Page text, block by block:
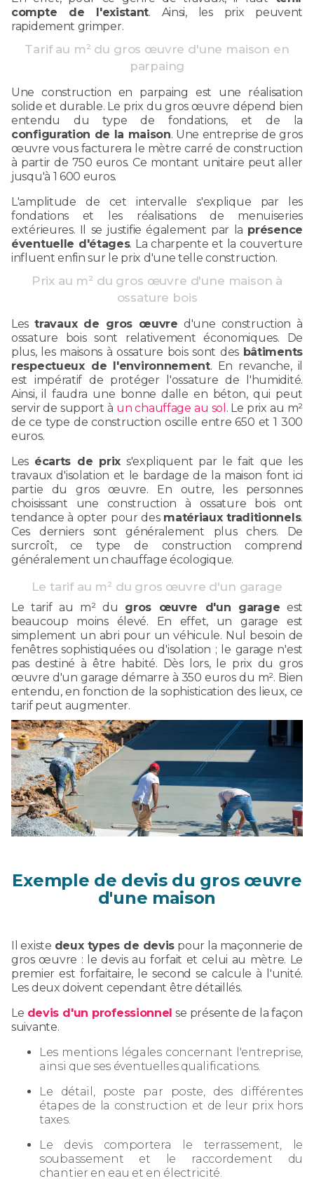
compte de l'existant. Ainsi, les prix peuvent
rapidement grimper.
Tarif au m² du gros œuvre d'une maison en
parpaing
Une construction en parpaing est une réalisation
solide et durable. Le prix du gros œuvre dépend bien
entendu du type de fondations, et de la
configuration de la maison. Une entreprise de gros
œuvre vous facturera le mètre carré de construction
à partir de 750 euros. Ce montant unitaire peut aller
jusqu'à 1 600 euros.
L'amplitude de cet intervalle s'explique par les
fondations et les réalisations de menuiseries
extérieures. Il se justifie également par la présence
éventuelle d'étages. La charpente et la couverture
influent enfin sur le prix d'une telle construction.
Prix au m² du gros œuvre d'une maison à
ossature bois
Lestravaux de gros œuvre d'une construction à
ossature bois sont relativement économiques. De
plus, les maisons à ossature bois sont des bâtiments
respectueux de l'environnement. En revanche, il
est impératif de protéger l'ossature de l'humidité.
Ainsi, il faudra une bonne dalle en béton, qui peut
servir de support à un chauffage au sol . Le prix au m²
de ce type de construction oscille entre 650 et 1 300
euros.
Les écarts de prix s'expliquent par le fait que les
travaux d'isolation et le bardage de la maison font ici
partie du gros œuvre. En outre, les personnes
choisissant une construction à ossature bois ont
tendance à opter pour des matériaux traditionnels.
Ces derniers sont généralement plus chers. De
surcroît, ce type de construction comprend
généralement un chauffage écologique.
Le tarif au m² du gros œuvre d'un garage
Le tarif au m² du gros œuvre d'un garage est
beaucoup moins élevé. En effet, un garage est
simplement un abri pour un véhicule. Nul besoin de
fenêtres sophistiquées ou d'isolation ; le garage n'est
pas destiné à être habité. Dès lors, le prix du gros
œuvre d'un garage démarre à 350 euros du m². Bien
entendu, en fonction de la sophistication des lieux, ce
tarif peut augmenter.
Exemple de devis du gros œuvre
d'une maison
Il existe deux types de devis pour la maçonnerie de
gros œuvre : le devis au forfait et celui au mètre. Le
premier est forfaitaire, le second se calcule à l'unité.
Les deux doivent cependant être détaillés.
Le devis d'un professionnel se présente de la façon
suivante.
Les mentions légales concernant l'entreprise,
ainsi que ses éventuelles qualifications.
Le détail, poste par poste, des différentes
étapes de la construction et de leur prix hors
taxes.
Le devis comportera le terrassement, le
soubassement et le raccordement du
chantier en eau et en électricité.